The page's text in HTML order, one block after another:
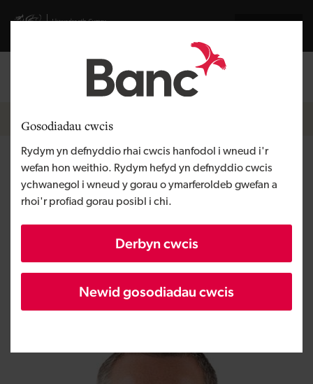
Gosodiadau cwcis
Rydym yn defnyddio rhai cwcis hanfodol i wneud i'r
wefan hon weithio. Rydym hefyd yn defnyddio cwcis
ychwanegol i wneud y gorau o ymarferoldeb gwefan a
rhoi'r profiad gorau posibl i chi.
Derbyn cwcis
Newid gosodiadau cwcis
Visit gov.wales website
Mewngofnodi
Breadcrumb
Pobl a thimau
Karl Jones
prosiect o'i ddechrau i'w ddiwedd, gan wybod ein
bod yn helpu pobl i gyflawni eu nodau, gan greu
cartrefi a diogelu swyddi yng Nghymru.